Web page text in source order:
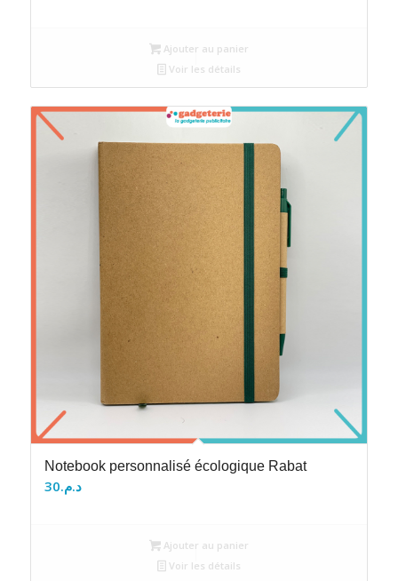
Ajouter au panier
Voir les détails
Notebook personnalisé écologique Rabat
د.م.30
Ajouter au panier
Voir les détails